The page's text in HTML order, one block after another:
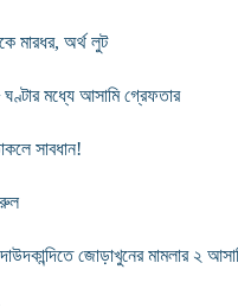
মারধর, অর্থ লুট
মধ্যে আসামি গ্রেফতার
সাবধান!
দাউদকান্দিতে জোড়াখুনের মামলার ২